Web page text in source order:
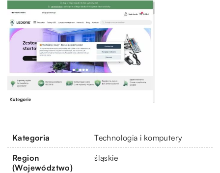
Kategoria Technologia i komputery
Region
(Województwo)
śląskie